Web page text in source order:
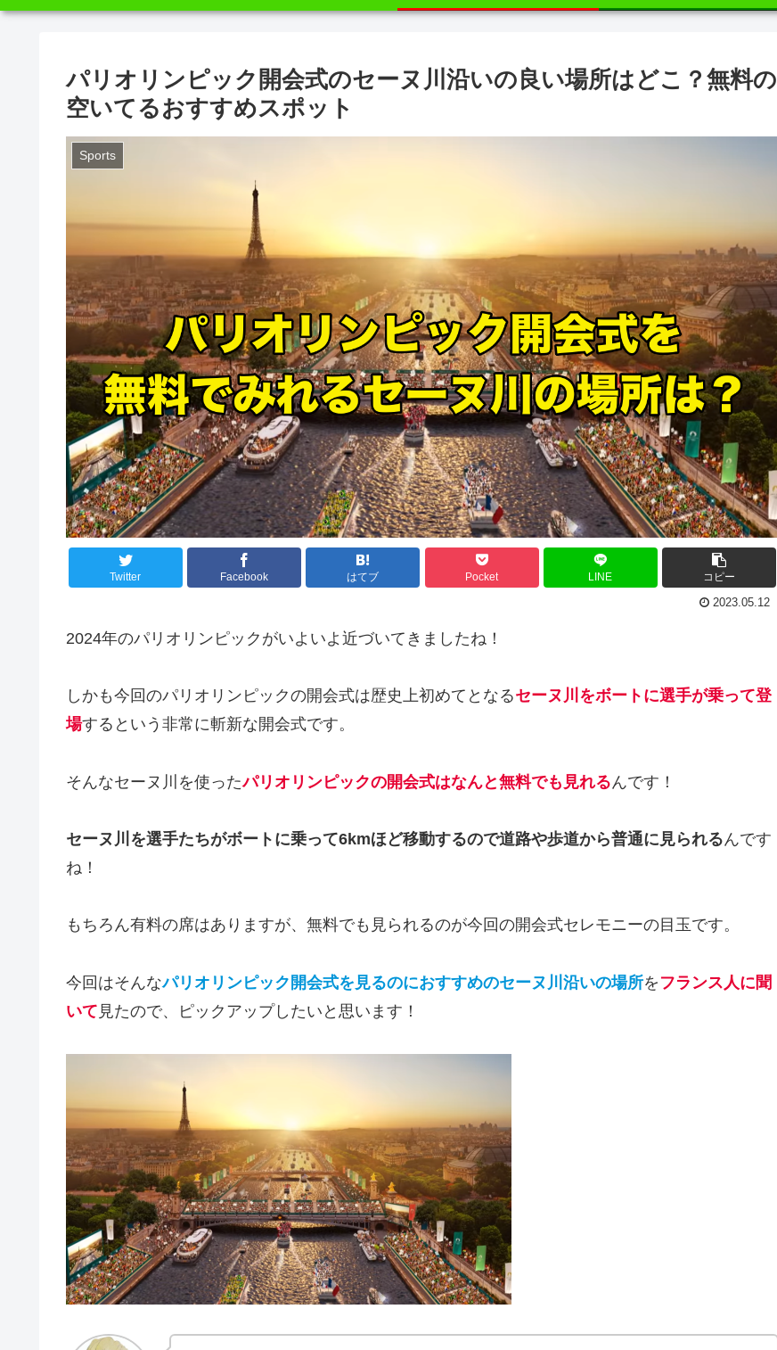
パリオリンピック開会式のセーヌ川沿いの良い場所はどこ？無料の
空いてるおすすめスポット
Sports
Twitter Facebook はてブ Pocket LINE コピー
2023.05.12
2024年のパリオリンピックがいよいよ近づいてきましたね！
しかも今回のパリオリンピックの開会式は歴史上初めてとなるセーヌ川をボートに選手が乗って登
場するという非常に斬新な開会式です。
そんなセーヌ川を使ったパリオリンピックの開会式はなんと無料でも見れるんです！
セーヌ川を選手たちがボートに乗って6kmほど移動するので道路や歩道から普通に見られるんです
ね！
もちろん有料の席はありますが、無料でも見られるのが今回の開会式セレモニーの目玉です。
今回はそんなパリオリンピック開会式を見るのにおすすめのセーヌ川沿いの場所を フランス人に聞
いて 見たので、ピックアップしたいと思います！